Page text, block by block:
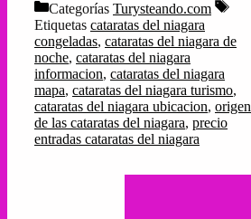
Categorías Turysteando.com
Etiquetas cataratas del niagara
congeladas, cataratas del niagara de
noche, cataratas del niagara
informacion, cataratas del niagara
mapa, cataratas del niagara turismo,
cataratas del niagara ubicacion, origen
de las cataratas del niagara, precio
entradas cataratas del niagara